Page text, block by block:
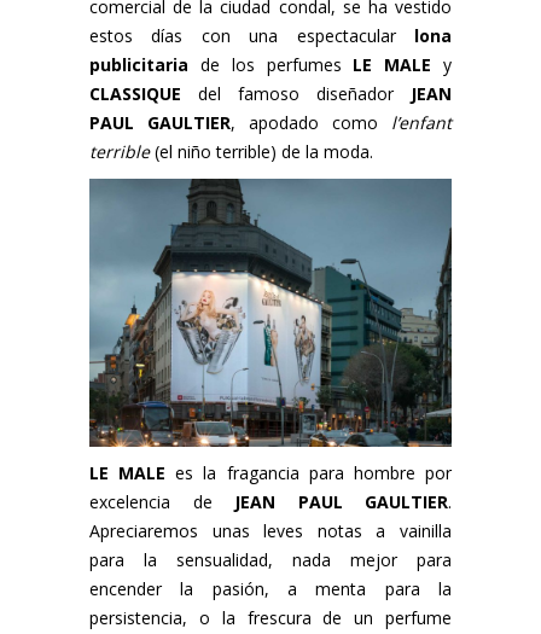
comercial de la ciudad condal, se ha vestido
estos días con una espectacularlona
publicitaria de los perfumes LE MALE y
CLASSIQUE del famoso diseñadorJEAN
PAUL GAULTIER, apodado como l’enfant
terrible(el niño terrible) de la moda.
LE MALE es la fragancia para hombre por
excelencia de
JEAN PAUL GAULTIER.
Apreciaremos unas leves notas a vainilla
para la sensualidad, nada mejor para
encender la pasión, a menta para la
persistencia, o la frescura de un perfume